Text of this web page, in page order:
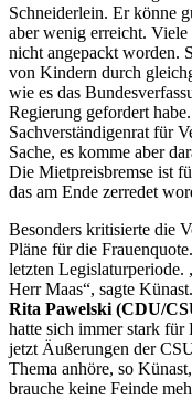
Schneiderlein. Er könne
aber wenig erreicht.
nicht angepackt worden.
von Kindern durch
wie es das
Regierung gefordert
Sachverständigenrat für
Sache, es komme aber
Die Mietpreisbremse ist
das am Ende zerredet
Besonders kritisierte die
Pläne für die
letzten Legislaturperiode.
Herr Maas“, sagte
Rita Pawelski (CDU/
hatte sich immer stark für
jetzt Äußerungen der
Thema anhöre, so
brauche keine Feinde